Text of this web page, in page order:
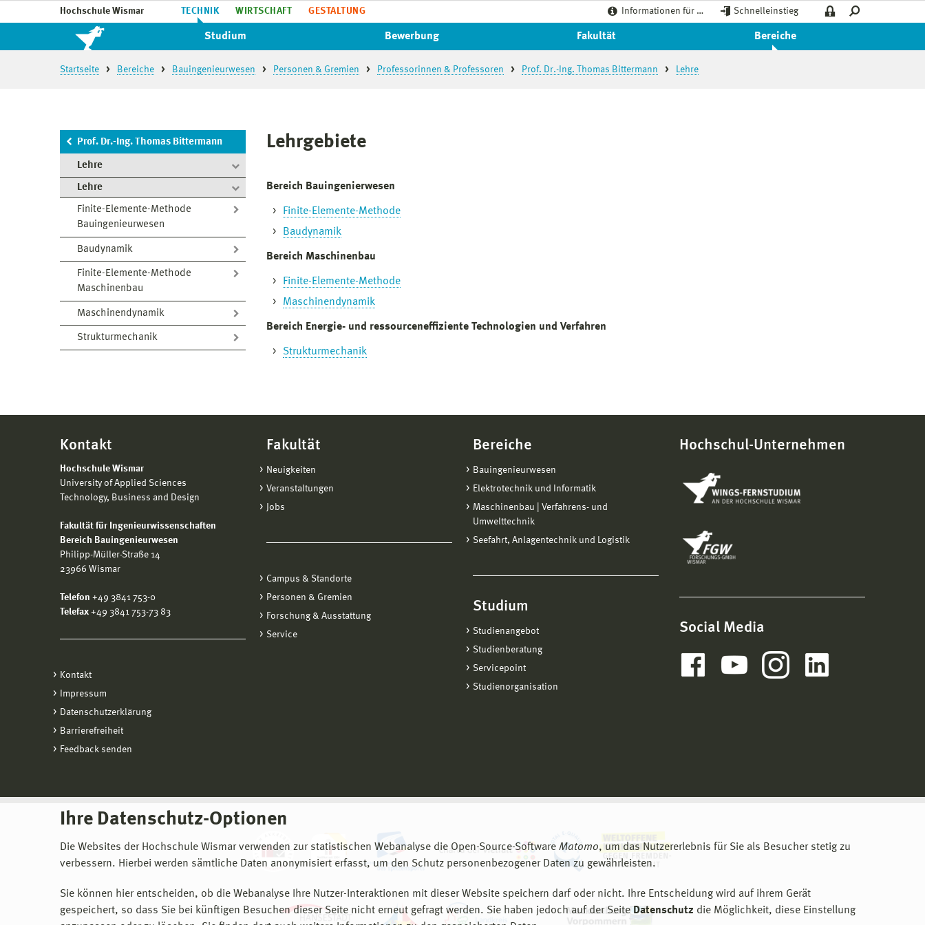
Hochschule Wismar TECHNIK WIRTSCHAFT GESTALTUNG Informationen für … Schnelleinstieg
Studium Bewerbung Fakultät Bereiche
Startseite Bereiche Bauingenieurwesen Personen & Gremien Professorinnen & Professoren Prof. Dr.-Ing. Thomas Bittermann Lehre
Prof. Dr.-Ing. Thomas Bittermann
Lehre
Lehre
Finite-Elemente-Methode
Bauingenieurwesen
Baudynamik
Finite-Elemente-Methode
Maschinenbau
Maschinendynamik
Strukturmechanik
Ihre Datenschutz-Optionen
Die Websites der Hochschule Wismar verwenden zur statistischen Webanalyse die Open-Source-Software Matomo, um das Nutzererlebnis für Sie als Besucher stetig zu
verbessern. Hierbei werden sämtliche Daten anonymisiert erfasst, um den Schutz personenbezogener Daten zu gewährleisten.
Sie können hier entscheiden, ob die Webanalyse Ihre Nutzer-Interaktionen mit dieser Website speichern darf oder nicht. Ihre Entscheidung wird auf ihrem Gerät
gespeichert, so dass Sie bei künftigen Besuchen dieser Seite nicht erneut gefragt werden. Sie haben jedoch auf der Seite Datenschutz die Möglichkeit, diese Einstellung
Lehrgebiete
Bereich Bauingenierwesen
Finite-Elemente-Methode
Baudynamik
Bereich Maschinenbau
Finite-Elemente-Methode
Maschinendynamik
Bereich Energie- und ressourceneffiziente Technologien und Verfahren
Strukturmechanik
Kontakt
Hochschule Wismar
University of Applied Sciences
Technology, Business and Design
Fakultät für Ingenieurwissenschaften
Bereich Bauingenieurwesen
Philipp-Müller-Straße 14
23966 Wismar
Telefon +49 3841 753-0
Telefax +49 3841 753-73 83
Kontakt
Impressum
Datenschutzerklärung
Barrierefreiheit
Feedback senden
Fakultät
Neuigkeiten
Veranstaltungen
Jobs
Campus & Standorte
Personen & Gremien
Forschung & Ausstattung
Service
Bereiche
Bauingenieurwesen
Elektrotechnik und Informatik
Maschinenbau | Verfahrens- und
Umwelttechnik
Seefahrt, Anlagentechnik und Logistik
Studium
Studienangebot
Studienberatung
Servicepoint
Studienorganisation
Hochschul-Unternehmen
Social Media